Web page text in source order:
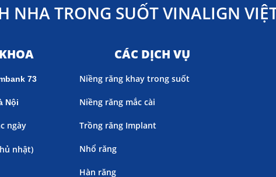
NHA TRONG SUỐT VINALIGN
73
Nội
ngày
nhật)
CÁC DỊCH VỤ
Niềng răng khay trong suốt
Niềng răng mắc cài
Trồng răng Implant
Nhổ răng
Hàn răng